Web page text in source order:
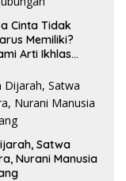
Cinta Tidak
Memiliki?
Arti Ikhlas
Satwa
Nurani Manusia